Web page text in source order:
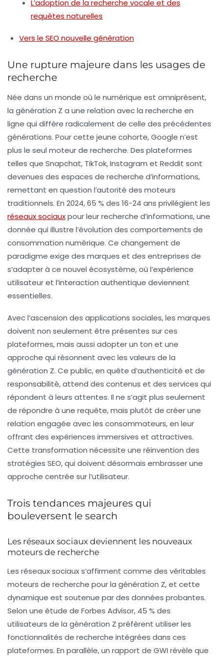
L’adoption de la recherche vocale et des
requêtes naturelles
Vers le SEO nouvelle génération
Une rupture majeure dans les usages de
recherche
Née dans un monde où le numérique est omniprésent,
la génération Z a une relation avec la recherche en
ligne qui diffère radicalement de celle des précédentes
générations. Pour cette jeune cohorte,Google n’est
plus le seul moteur de recherche. Des plateformes
telles que Snapchat, TikTok,Instagram et Reddit sont
devenues des espaces de recherche d’informations,
remettant en question l’autorité des moteurs
traditionnels. En 2024, 65 % des 16-24 ans privilégient les
réseaux sociauxpour leur recherche d’informations, une
donnée qui illustre l’évolution des comportements de
consommation numérique. Ce changement de
paradigme exige des marques et des entreprises de
s’adapter à ce nouvel écosystème, où l’expérience
utilisateur et l’interaction authentique deviennent
essentielles.
Avec l’ascension des applications sociales, les marques
doivent non seulement être présentes sur ces
plateformes, mais aussi adopter un ton et une
approche qui résonnent avec les valeurs de la
génération Z. Ce public, en quête d’authenticité et de
responsabilité, attend des contenus et des services qui
répondent à leurs attentes. Il ne s’agit plus seulement
de répondre à une requête, mais plutôt de créer une
relation engagée avec les consommateurs, en leur
offrant des expériences immersives et attractives.
Cette transformation nécessite une réinvention des
stratégies SEO, qui doivent désormais embrasser une
approche centrée sur l’utilisateur.
Trois tendances majeures qui
bouleversent le search
Les réseaux sociaux deviennent les nouveaux
moteurs de recherche
Les réseaux sociaux s’affirment comme des véritables
moteurs de recherche pour la génération Z, et cette
dynamique est soutenue par des données probantes.
Selon une étude de Forbes Advisor, 45 % des
utilisateurs de la génération Z préfèrent utiliser les
fonctionnalités de recherche intégrées dans ces
plateformes. En parallèle, un rapport de GWI révèle que